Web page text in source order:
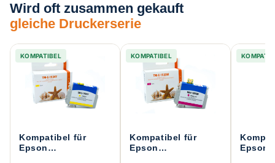
Wird oft zusammen gekauft
gleiche Druckerserie
KOMPATIBEL
Kompatibel für
Epson
KOMPATIBEL
Kompatibel für
Epson
Epson